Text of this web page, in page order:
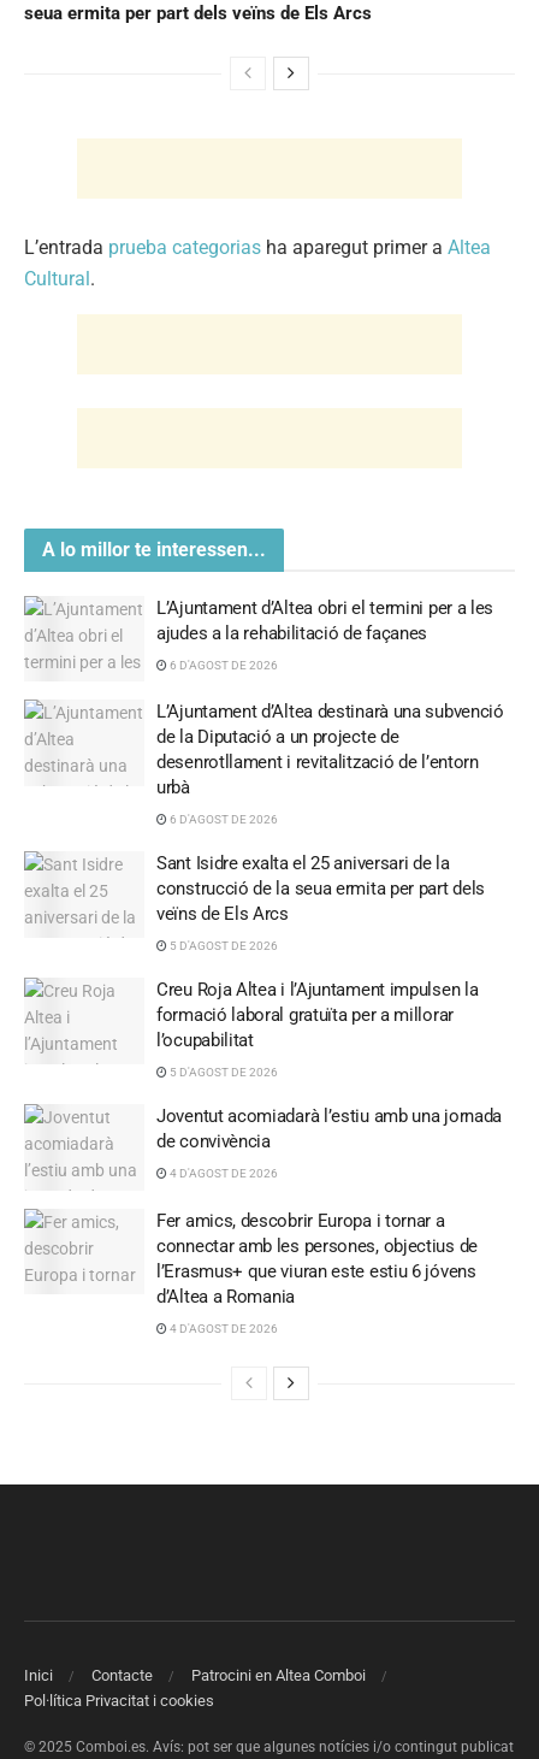
seua ermita per part dels veïns de Els Arcs
L’entrada prueba categorias ha aparegut primer a Altea
Cultural.
A lo millor te interessen...
L’Ajuntament d’Altea obri el termini per a les
ajudes a la rehabilitació de façanes
6 D'AGOST DE 2026
L’Ajuntament d’Altea destinarà una subvenció
de la Diputació a un projecte de
desenrotllament i revitalització de l’entorn
urbà
6 D'AGOST DE 2026
Sant Isidre exalta el 25 aniversari de la
construcció de la seua ermita per part dels
veïns de Els Arcs
5 D'AGOST DE 2026
Creu Roja Altea i l’Ajuntament impulsen la
formació laboral gratuïta per a millorar
l’ocupabilitat
5 D'AGOST DE 2026
Joventut acomiadarà l’estiu amb una jornada
de convivència
4 D'AGOST DE 2026
Fer amics, descobrir Europa i tornar a
connectar amb les persones, objectius de
l’Erasmus+ que viuran este estiu 6 jóvens
d’Altea a Romania
4 D'AGOST DE 2026
Inici Contacte
Patrocini en Altea Comboi
Pol·lítica Privacitat i cookies
© 2025 Comboi.es. Avís: pot ser que algunes notícies i/o contingut publicat